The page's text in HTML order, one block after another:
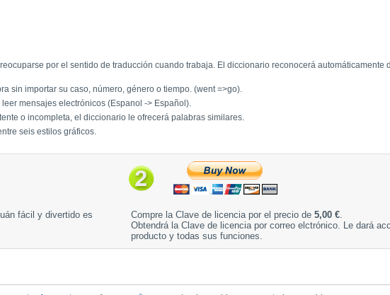
por el sentido de traducción cuando trabaja. El diccionario reconocerá automáticamente
sin importar su caso, número, género o tiempo. (went =>go).
leer mensajes electrónicos (Espanol -> Español).
o incompleta, el diccionario le ofrecerá palabras similares.
seis estilos gráficos.
fácil y divertido es
Compre la Clave de licencia por el precio de 5,00 €
Obtendrá la Clave de licencia por correo elctrónico. Le dará
producto y todas sus funciones.